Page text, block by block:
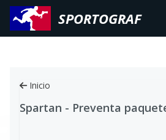
SPORTOGRAF
Inicio
Spartan - Preventa